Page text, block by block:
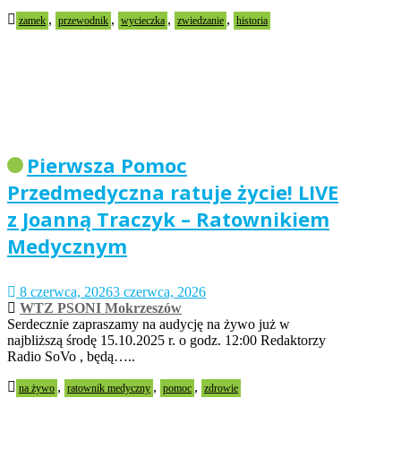
zamek , przewodnik , wycieczka , zwiedzanie , historia
Pierwsza Pomoc
Przedmedyczna ratuje życie! LIVE
z Joanną Traczyk – Ratownikiem
Medycznym
8 czerwca, 20263 czerwca, 2026
WTZ PSONI Mokrzeszów
Serdecznie zapraszamy na audycję na żywo już w
najbliższą środę 15.10.2025 r. o godz. 12:00 Redaktorzy
Radio SoVo , będą…..
na żywo , ratownik medyczny , pomoc , zdrowie